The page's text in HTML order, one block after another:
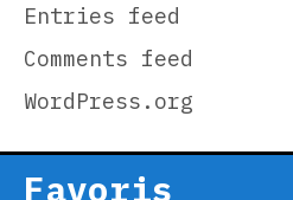
Entries feed
Comments feed
WordPress.org
Favoris